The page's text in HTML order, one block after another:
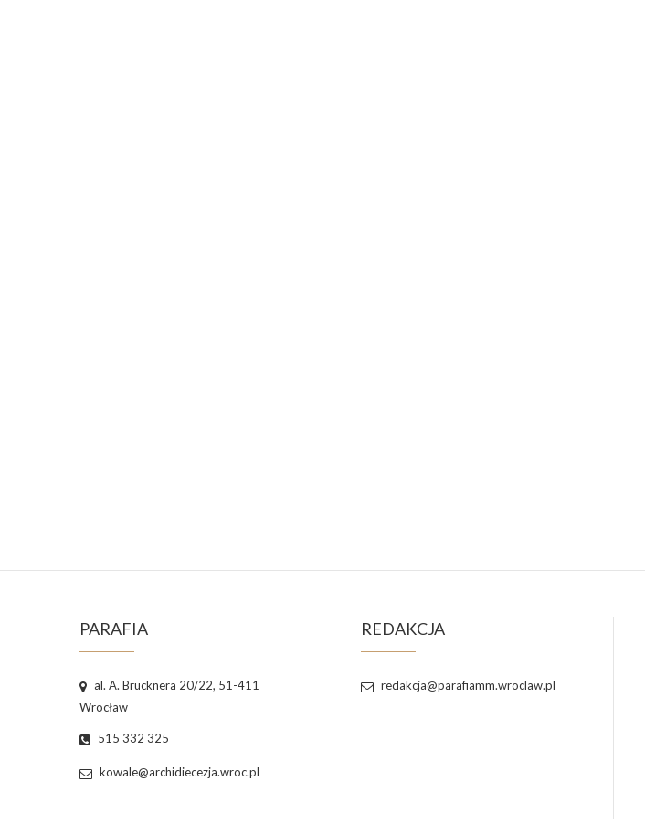
PARAFIA
al. A. Brücknera 20/22, 51-411
Wrocław
515 332 325
kowale@archidiecezja.wroc.pl
REDAKCJA
redakcja@parafiamm.wroclaw.pl